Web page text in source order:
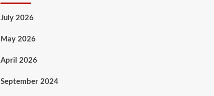
July 2026
May 2026
April 2026
September 2024